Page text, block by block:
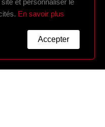
et personnaliser le
En savoir plus
Accepter